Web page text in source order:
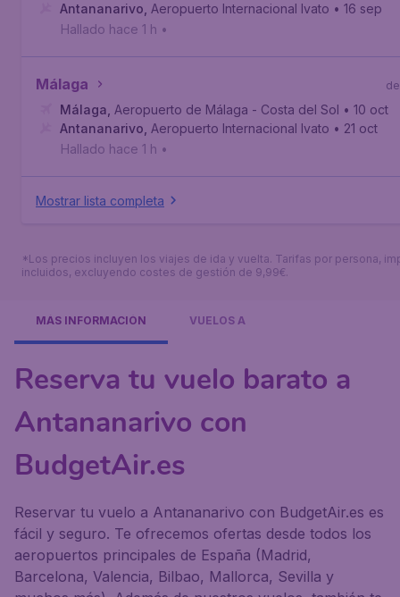
Antananarivo Aeropuerto Internacional Ivato • 16 sep
Hallado hace 1 h •
Málaga
Málaga Aeropuerto de Málaga - Costa del Sol • 10 oct
Antananarivo Aeropuerto Internacional Ivato • 21 oct
Hallado hace 1 h •
Mostrar lista completa
*Los precios incluyen los viajes de ida y vuelta. Tarifas por persona,
incluidos, excluyendo costes de gestión de 9,99€.
MÁS INFORMACIÓN VUELOS A
Reserva tu vuelo barato a
Antananarivo con
BudgetAir.es
Reservar tu vuelo a Antananarivo con BudgetAir.es es
fácil y seguro. Te ofrecemos ofertas desde todos los
aeropuertos principales de España (Madrid,
Barcelona, Valencia, Bilbao, Mallorca, Sevilla y